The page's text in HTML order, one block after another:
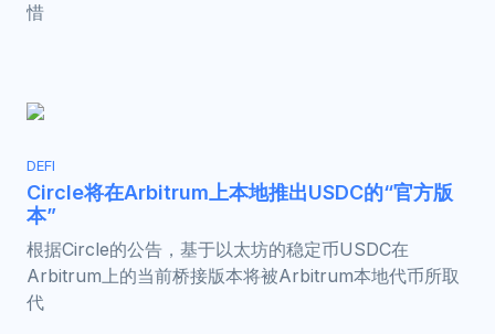
惜
DEFI
Circle将在Arbitrum上本地推出USDC的“官方版
本”
根据Circle的公告，基于以太坊的稳定币USDC在
Arbitrum上的当前桥接版本将被Arbitrum本地代币所取
代